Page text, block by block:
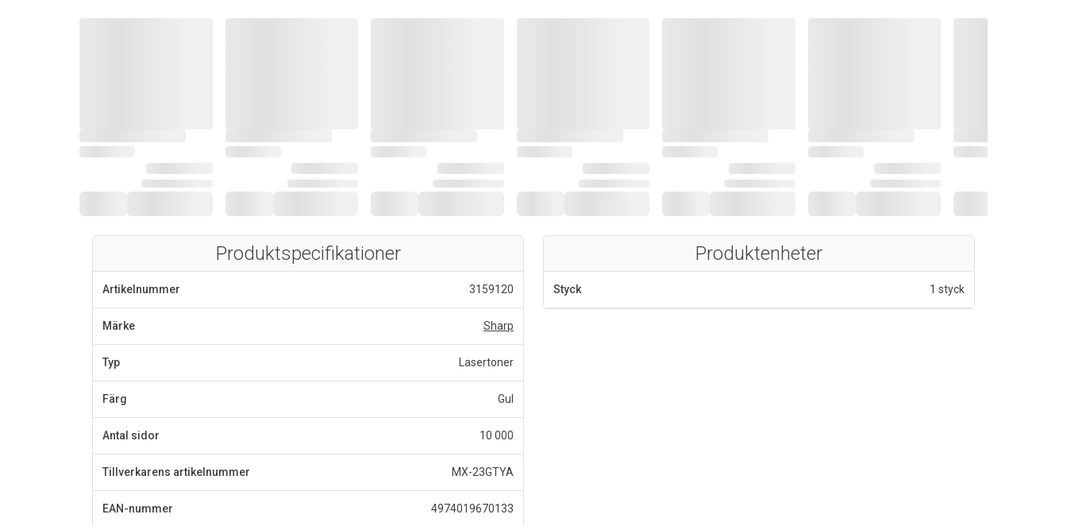
Produktspecifikationer
Artikelnummer 3159120
Märke Sharp
Typ Lasertoner
Färg Gul
Antal sidor 10 000
Tillverkarens artikelnummer MX-23GTYA
EAN-nummer 4974019670133
Produktenheter
Styck 1 styck